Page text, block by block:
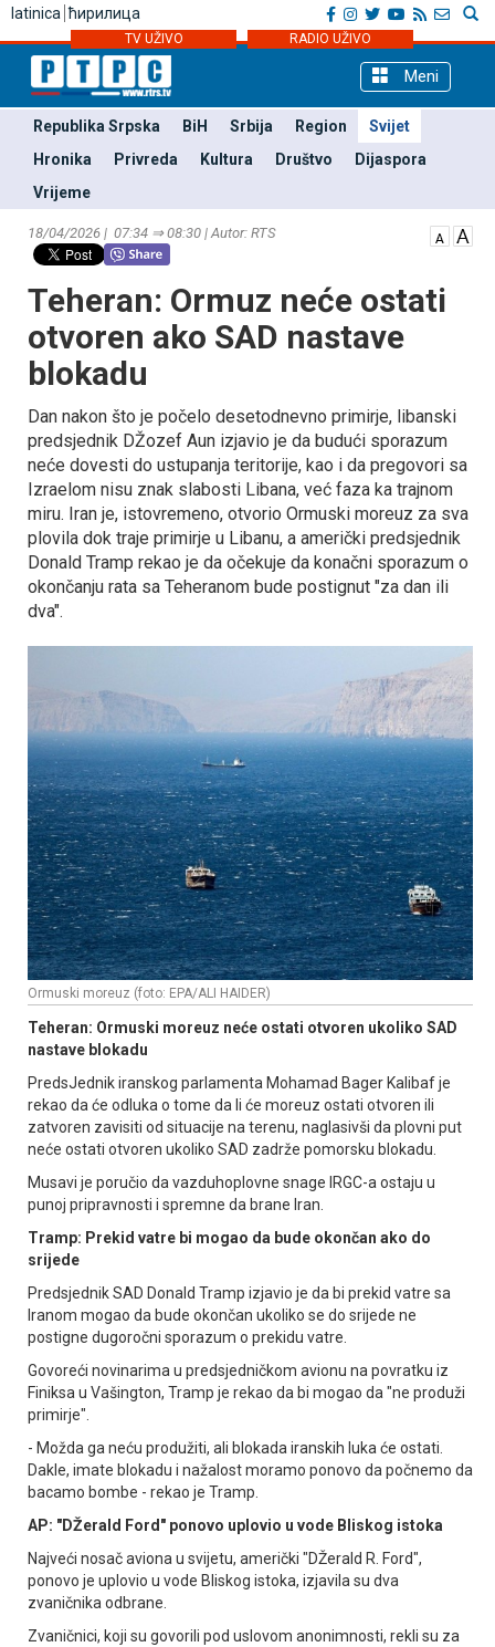
latinica ћирилица
TV UŽIVO RADIO UŽIVO
Meni
Republika Srpska BiH Srbija Region
Svijet
Hronika
Privreda Kultura Društvo
Dijaspora
Vrijeme
18/04/2026 | 07:34 ⇒ 08:30 | Autor: RTS
Teheran: Ormuz neće ostati
otvoren ako SAD nastave
blokadu
Dan nakon što je počelo desetodnevno primirje, libanski
predsjednik DŽozef Aun izjavio je da budući sporazum
neće dovesti do ustupanja teritorije, kao i da pregovori sa
Izraelom nisu znak slabosti Libana, već faza ka trajnom
miru. Iran je, istovremeno, otvorio Ormuski moreuz za sva
plovila dok traje primirje u Libanu, a američki predsjednik
Donald Tramp rekao je da očekuje da konačni sporazum o
okončanju rata sa Teheranom bude postignut "za dan ili
dva".
Ormuski moreuz (foto: EPA/ALI HAIDER)
Teheran: Ormuski moreuz neće ostati otvoren ukoliko SAD
nastave blokadu
PredsЈednik iranskog parlamenta Mohamad Bager Kalibaf je
rekao da će odluka o tome da li će moreuz ostati otvoren ili
zatvoren zavisiti od situacije na terenu, naglasivši da plovni put
neće ostati otvoren ukoliko SAD zadrže pomorsku blokadu.
Musavi je poručio da vazduhoplovne snage IRGC-a ostaju u
punoj pripravnosti i spremne da brane Iran.
Tramp: Prekid vatre bi mogao da bude okončan ako do
srijede
Predsjednik SAD Donald Tramp izjavio je da bi prekid vatre sa
Iranom mogao da bude okončan ukoliko se do srijede ne
postigne dugoročni sporazum o prekidu vatre.
Govoreći novinarima u predsjedničkom avionu na povratku iz
Finiksa u Vašington, Tramp je rekao da bi mogao da "ne produži
primirje".
- Možda ga neću produžiti, ali blokada iranskih luka će ostati.
Dakle, imate blokadu i nažalost moramo ponovo da počnemo da
bacamo bombe - rekao je Tramp.
AP: "DŽerald Ford" ponovo uplovio u vode Bliskog istoka
Najveći nosač aviona u svijetu, američki "DŽerald R. Ford",
ponovo je uplovio u vode Bliskog istoka, izjavila su dva
zvaničnika odbrane.
Zvaničnici, koji su govorili pod uslovom anonimnosti, rekli su za